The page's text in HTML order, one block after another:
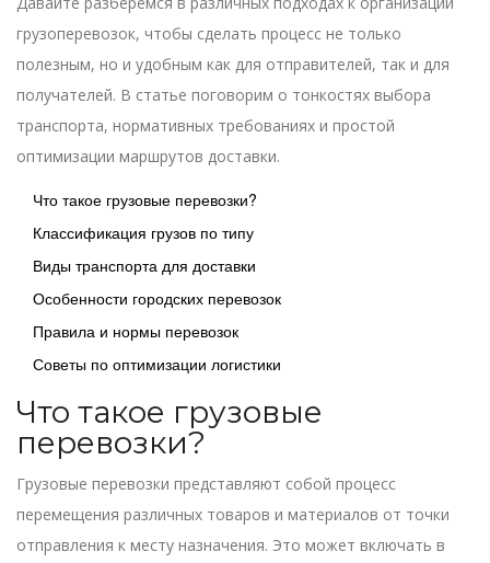
грузоперевозок, чтобы сделать процесс не только
полезным, но и удобным как для отправителей, так и для
получателей. В статье поговорим о тонкостях выбора
транспорта, нормативных требованиях и простой
оптимизации маршрутов доставки.
Что такое грузовые перевозки?
Классификация грузов по типу
Виды транспорта для доставки
Особенности городских перевозок
Правила и нормы перевозок
Советы по оптимизации логистики
Что такое грузовые
перевозки?
Грузовые перевозки представляют собой процесс
перемещения различных товаров и материалов от точки
отправления к месту назначения. Это может включать в